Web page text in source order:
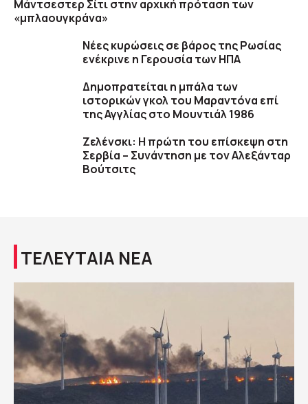
Μάντσεστερ Σίτι στην αρχική πρόταση των
«μπλαουγκράνα»
Νέες κυρώσεις σε βάρος της Ρωσίας
ενέκρινε η Γερουσία των ΗΠΑ
Δημοπρατείται η μπάλα των
ιστορικών γκολ του Μαραντόνα επί
της Αγγλίας στο Μουντιάλ 1986
Ζελένσκι: Η πρώτη του επίσκεψη στη
Σερβία – Συνάντηση με τον Αλεξάνταρ
Βούτσιτς
ΤΕΛΕΥΤΑΙΑ ΝΕΑ